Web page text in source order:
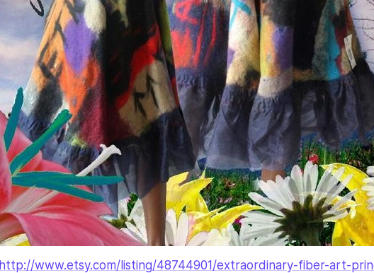
http://www.etsy.com/listing/48744901/extraordinary-fiber-art-